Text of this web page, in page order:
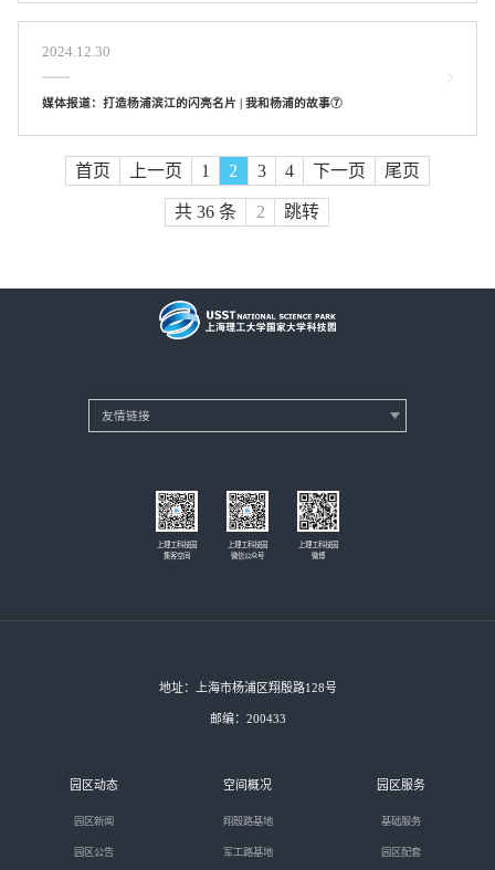
2024.12.30
媒体报道：打造杨浦滨江的闪亮名片 | 我和杨浦的故事⑦
首页 上一页 1 2 3 4 下一页 尾页
共 36 条 跳转
上理工科技园
集客空间
上理工科技园
微信公众号
上理工科技园
微博
地址：上海市杨浦区翔殷路128号
邮编：200433
园区动态
园区新闻
园区公告
空间概况
翔殷路基地
军工路基地
园区服务
基础服务
园区配套